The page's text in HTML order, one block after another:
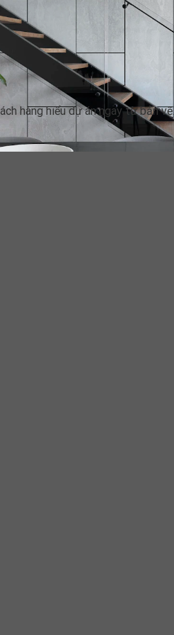
hàng hiểu dự án ngay từ bản vẽ.